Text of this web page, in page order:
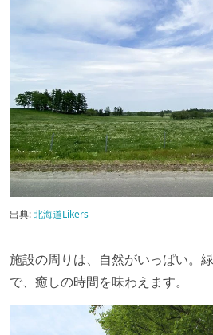
出典:北海道Likers
施設の周りは、自然がいっぱい。
で、癒しの時間を味わえます。